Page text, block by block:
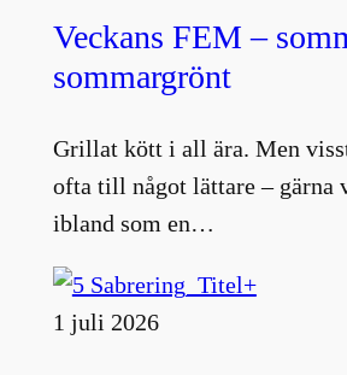
Veckans FEM –
sommargrönt
Grillat kött i all ära. Men
ofta till något lättare – gärna
ibland som en…
1 juli 2026